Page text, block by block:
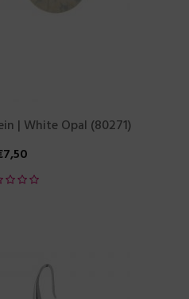
| White Opal (80271)
7,50